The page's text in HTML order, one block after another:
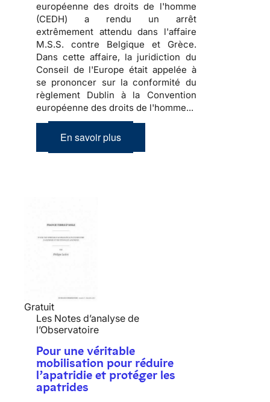
européenne des droits de l'homme
(CEDH) a rendu un arrêt
extrêmement attendu dans l'affaire
M.S.S. contre Belgique et Grèce.
Dans cette affaire, la juridiction du
Conseil de l'Europe était appelée à
se prononcer sur la conformité du
règlement Dublin à la Convention
européenne des droits de l'homme...
En savoir plus
Gratuit
Les Notes d’analyse de
l’Observatoire
Pour une véritable
mobilisation pour réduire
l’apatridie et protéger les
apatrides